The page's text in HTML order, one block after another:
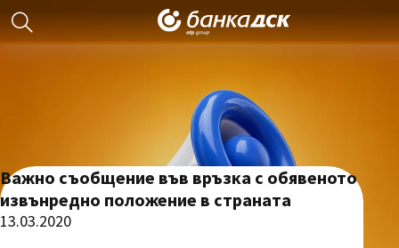
Важно съобщение във връзка с обявеното
извънредно положение в страната
13.03.2020